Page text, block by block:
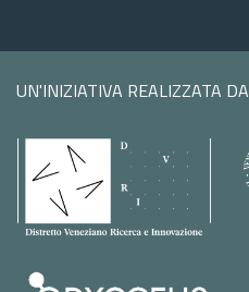
UN'INIZIATIVA REALIZZATA DA